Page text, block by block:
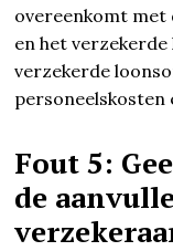
overeenkomt met
en het
verzekerde
personeelskosten
Fout 5:
de